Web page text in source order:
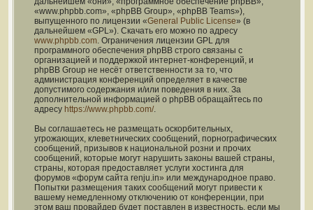
«www.phpbb.com», «phpBB Group», «phpBB Teams»),
выпущенного по лицензии «General Public License» (в
дальнейшем «GPL»). Скачать его можно по адресу
www.phpbb.com. Ограничения лицензии GPL для
программного обеспечения phpBB строго связаны с
организацией и поддержкой интернет-конференций, и
phpBB Group не несёт ответственности за то, что
администрация конференций определяет в качестве
допустимого содержания и/или поведения в них. За
дополнительной информацией о phpBB обращайтесь по
адресу https://www.phpbb.com/.
Вы соглашаетесь не размещать оскорбительных,
угрожающих, клеветнических сообщений, порнографических
сообщений, призывов к национальной розни и прочих
сообщений, которые могут нарушить законы вашей страны,
страны, которая предоставляет услуги хостинга для
форумов «форум сайта renju.in» или международное право.
Попытки размещения таких сообщений могут привести к
вашему немедленному отключению от конференции, при
этом ваш провайдер будет поставлен в известность, если мы